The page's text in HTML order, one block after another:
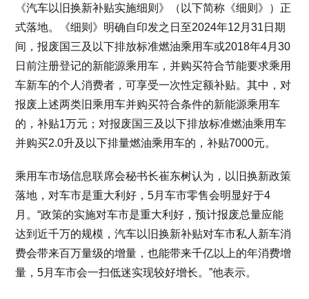
《汽车以旧换新补贴实施细则》（以下简称《细则》）正
式落地。《细则》明确自印发之日至2024年12月31日期
间，报废国三及以下排放标准燃油乘用车或2018年4月30
日前注册登记的新能源乘用车，并购买符合节能要求乘用
车新车的个人消费者，可享受一次性定额补贴。其中，对
报废上述两类旧乘用车并购买符合条件的新能源乘用车
的，补贴1万元；对报废国三及以下排放标准燃油乘用车
并购买2.0升及以下排量燃油乘用车的，补贴7000元。
乘用车市场信息联席会秘书长崔东树认为，以旧换新政策
落地，对车市是重大利好，5月车市零售会明显好于4
月。“政策的实施对车市是重大利好，预计报废总量应能
达到近千万的规模，汽车以旧换新补贴对车市私人新车消
费会带来百万量级的增量，也能带来千亿以上的年消费增
量，5月车市会一扫低迷实现较好增长。”他表示。